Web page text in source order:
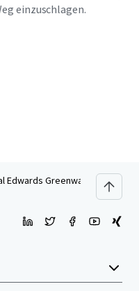
einzuschlagen.
Edwards Greenway